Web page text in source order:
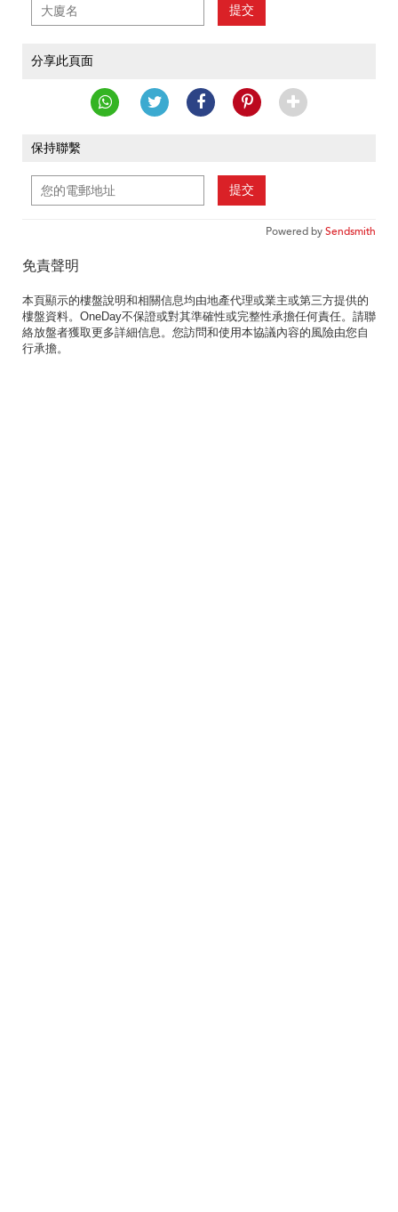
提交
分享此頁面
保持聯繫
提交
Powered bySendsmith
免責聲明
本頁顯示的樓盤說明和相關信息均由地產代理或業主或第三方提供的
樓盤資料。OneDay不保證或對其準確性或完整性承擔任何責任。請聯
絡放盤者獲取更多詳細信息。您訪問和使用本協議內容的風險由您自
行承擔。